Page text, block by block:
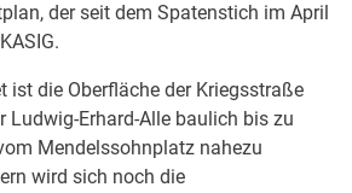
der seit dem Spatenstich im April
ist die Oberfläche der Kriegsstraße
Ludwig-Erhard-Alle baulich bis zu
Mendelssohnplatz nahezu
wird sich noch die